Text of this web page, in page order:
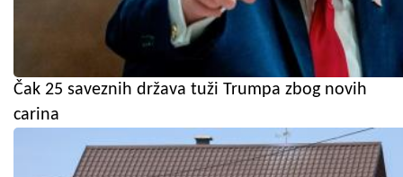
Čak 25 saveznih država tuži Trumpa zbog novih
carina